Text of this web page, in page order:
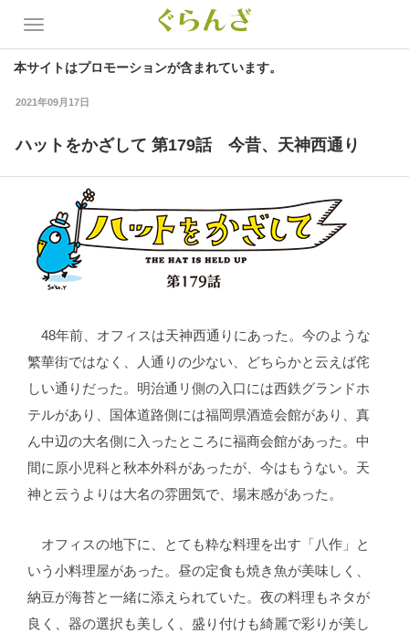
本サイトはプロモーションが含まれています。
2021年09月17日
ハットをかざして 第179話 今昔、天神西通り
48年前、オフィスは天神西通りにあった。今のような
繁華街ではなく、人通りの少ない、どちらかと云えば侘
しい通りだった。明治通リ側の入口には西鉄グランドホ
テルがあり、国体道路側には福岡県酒造会館があり、真
ん中辺の大名側に入ったところに福商会館があった。中
間に原小児科と秋本外科があったが、今はもうない。天
神と云うよりは大名の雰囲気で、場末感があった。
オフィスの地下に、とても粋な料理を出す「八作」と
いう小料理屋があった。昼の定食も焼き魚が美味しく、
納豆が海苔と一緒に添えられていた。夜の料理もネタが
良く、器の選択も美しく、盛り付けも綺麗で彩りが美し